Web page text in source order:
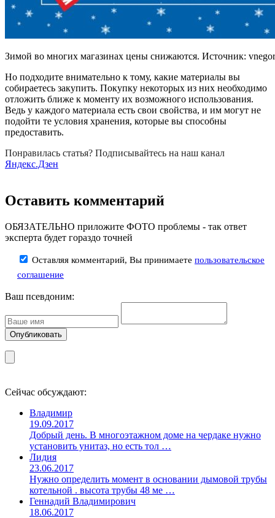
Зимой во многих магазинах цены снижаются. Источник:
Но подходите внимательно к тому, какие материалы вы
собираетесь закупить. Покупку некоторых из них необходимо
отложить ближе к моменту их возможного использования.
Ведь у каждого материала есть свои свойства, и им могут не
подойти те условия хранения, которые вы способны
предоставить.
Понравилась статья? Подписывайтесь на наш канал
Яндекс.Дзен
Оставить комментарий
ОБЯЗАТЕЛЬНО приложите ФОТО проблемы - так ответ
эксперта будет гораздо точней
Оставляя комментарий, Вы принимаете пользовательское
соглашение
Ваш псевдоним:
Сейчас обсуждают:
Владимир
19.09.2017
Добрый день. В многоэтажном доме на чердаке нужно
установить унитаз, но есть тол …
Лидия
23.06.2017
Нужно определить момент в основании дымовой трубы
котельной . высота трубы 48 ме …
Геннадий Владимирович
18.06.2017